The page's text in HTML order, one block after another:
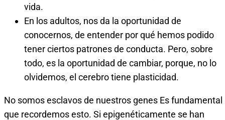
vida.
En los adultos, nos da la oportunidad de
conocernos, de entender por qué hemos podido
tener ciertos patrones de conducta. Pero, sobre
todo, es la oportunidad de cambiar, porque, no lo
olvidemos, el cerebro tiene plasticidad.
No somos esclavos de nuestros genes Es fundamental
que recordemos esto. Si epigenéticamente se han